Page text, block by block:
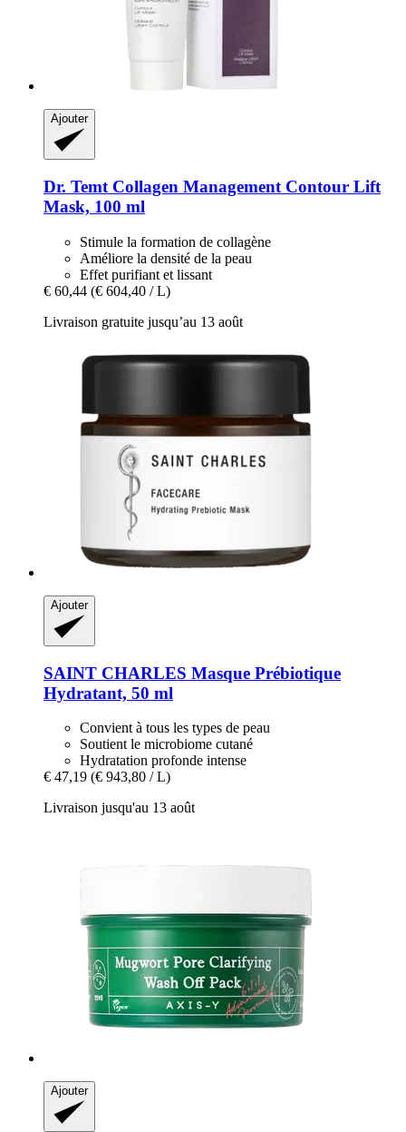
Ajouter
Dr. Temt Collagen Management Contour Lift
Mask, 100 ml
Stimule la formation de collagène
Améliore la densité de la peau
Effet purifiant et lissant
€ 60,44 (€ 604,40 / L)
Livraison gratuite jusqu’au 13 août
Ajouter
SAINT CHARLES Masque Prébiotique
Hydratant, 50 ml
Convient à tous les types de peau
Soutient le microbiome cutané
Hydratation profonde intense
€ 47,19 (€ 943,80 / L)
Livraison jusqu'au 13 août
Ajouter